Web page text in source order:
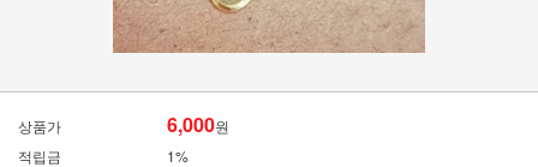
상품가 6,000원
적립금
1%